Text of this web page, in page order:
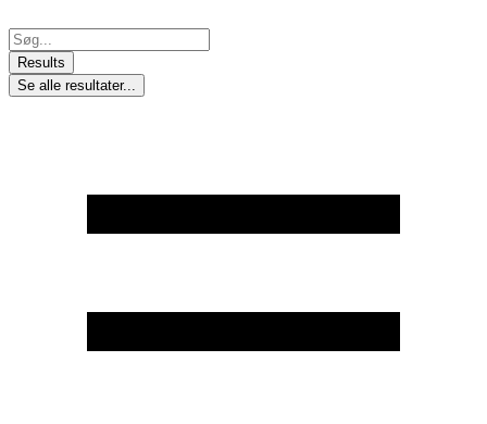
to
content
Search
...Results
Se alle resultater...